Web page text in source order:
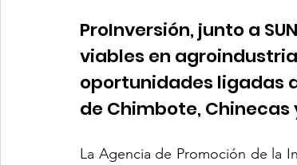
ProInversión, junto a
viables en
oportunidades ligadas
de Chimbote,
La Agencia de Promoción de la